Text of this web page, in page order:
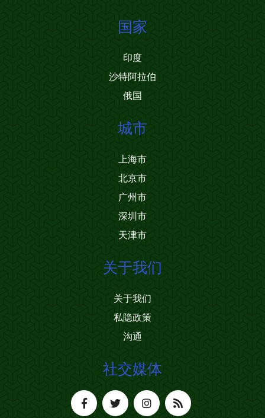
国家
印度
沙特阿拉伯
俄国
城市
上海市
北京市
广州市
深圳市
天津市
关于我们
关于我们
私隐政策
沟通
社交媒体